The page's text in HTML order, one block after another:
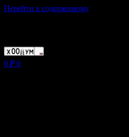
Перейти к содержимому
0 ₽ 0